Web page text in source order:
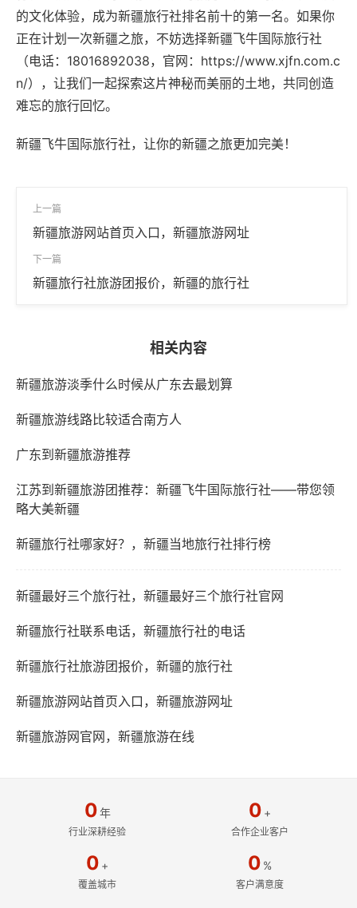
的文化体验，成为新疆旅行社排名前十的第一名。如果你
正在计划一次新疆之旅，不妨选择新疆飞牛国际旅行社
（电话：18016892038，官网：https://www.xjfn.com.c
n/），让我们一起探索这片神秘而美丽的土地，共同创造
难忘的旅行回忆。
新疆飞牛国际旅行社，让你的新疆之旅更加完美！
上一篇
新疆旅游网站首页入口，新疆旅游网址
下一篇
新疆旅行社旅游团报价，新疆的旅行社
相关内容
新疆旅游淡季什么时候从广东去最划算
新疆旅游线路比较适合南方人
广东到新疆旅游推荐
江苏到新疆旅游团推荐：新疆飞牛国际旅行社——带您领
略大美新疆
新疆旅行社哪家好？，新疆当地旅行社排行榜
新疆最好三个旅行社，新疆最好三个旅行社官网
新疆旅行社联系电话，新疆旅行社的电话
新疆旅行社旅游团报价，新疆的旅行社
新疆旅游网站首页入口，新疆旅游网址
新疆旅游网官网，新疆旅游在线
0年
行业深耕经验
0 +
合作企业客户
0 +
覆盖城市
0 %
客户满意度